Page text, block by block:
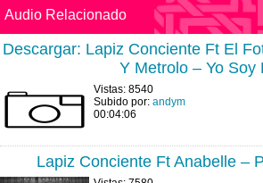
Audio Relacionado
Descargar: Lapiz Conciente Ft El
Y Metrolo – Yo Soy
Vistas: 8540
Subido por: andym
00:04:06
Lapiz Conciente Ft Anabelle –